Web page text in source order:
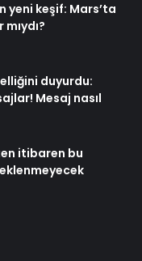
yeni keşif: Mars’ta
duyurdu:
Mesaj nasıl
itibaren bu